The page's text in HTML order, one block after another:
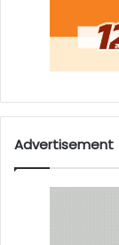
Advertisement